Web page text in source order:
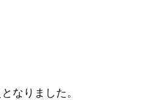
なりました。